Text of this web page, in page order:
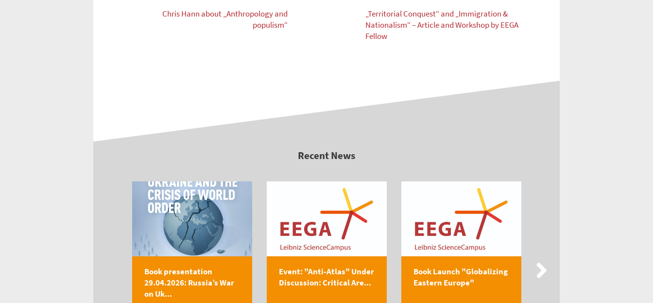
Chris Hann about „Anthropology and
populism“
„Territorial Conquest“ and „Immigration &
Nationalism“ – Article and Workshop by EEGA
Fellow
Recent News
Book presentation
29.04.2026: Russia’s War
on Uk...
Event: "Anti-Atlas" Under
Discussion: Critical Are...
Book Launch "Globalizing
Eastern Europe"